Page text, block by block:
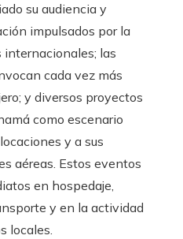
su audiencia y
impulsados por la
las
cada vez más
y diversos proyectos
como escenario
y a sus
aéreas. Estos eventos
en hospedaje,
y en la actividad
locales.